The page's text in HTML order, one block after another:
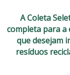
A Coleta
completa para a
que desejam
resíduos